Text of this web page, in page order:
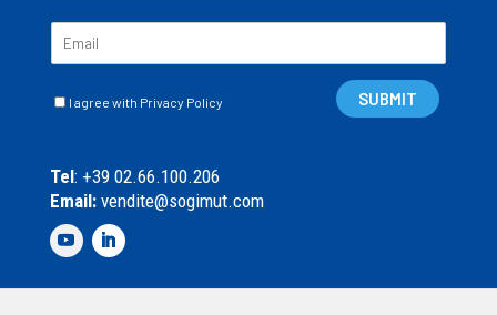
C
l
e
d
I agree with Privacy Policy SUBMIT
Tel: +39 02.66.100.206
Email:vendite@sogimut.com